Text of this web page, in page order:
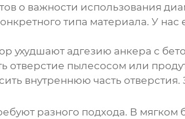
о важности использования
типа материала. У
ухудшают адгезию анкера с
отверстие пылесосом или
внутреннюю часть отверстия.
разного подхода. В